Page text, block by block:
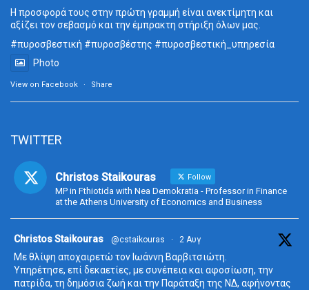
Η προσφορά τους στην πρώτη γραμμή είναι ανεκτίμητη και
αξίζει τον σεβασμό και την έμπρακτη στήριξη όλων μας.
#πυροσβεστική #πυροσβέστης #πυροσβεστική_ υπηρεσία
Photo
View on Facebook · Share
TWITTER
Christos Staikouras Follow
MP in Fthiotida with Nea Demokratia - Professor in Finance
at the Athens University of Economics and Business
Christos Staikouras @cstaikouras · 2 Αυγ
Με θλίψη αποχαιρετώ τον Ιωάννη Βαρβιτσιώτη.
Υπηρέτησε, επί δεκαετίες, με συνέπεια και αφοσίωση, την
πατρίδα, τη δημόσια ζωή και την Παράταξη της ΝΔ, αφήνοντας